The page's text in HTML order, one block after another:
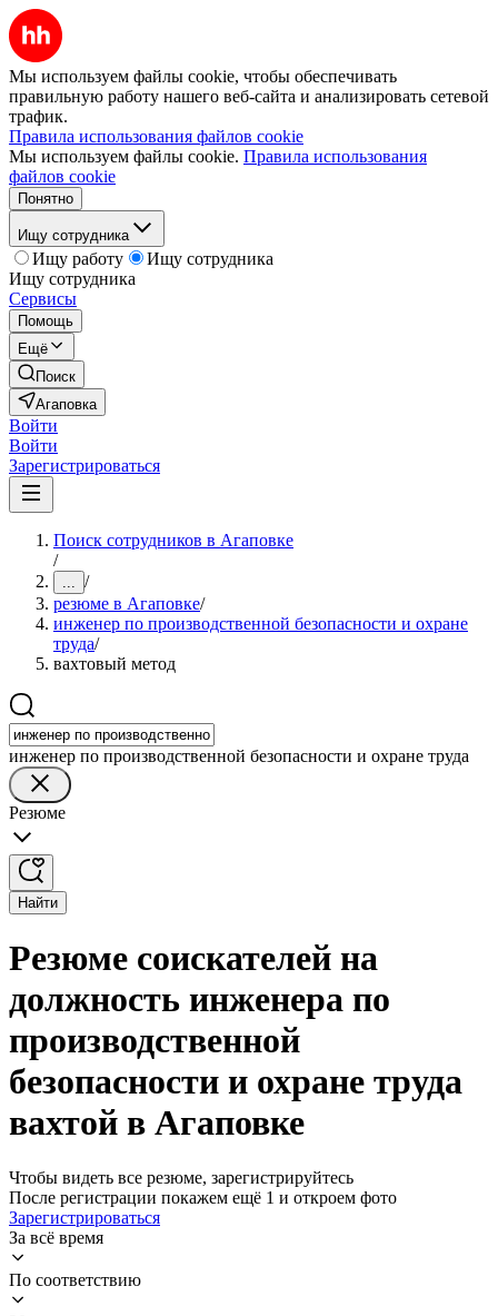
Мы используем файлы cookie, чтобы обеспечивать
правильную работу нашего веб-сайта и анализировать сетевой
трафик.
Правила использования файлов cookie
Мы используем файлы cookie. Правила использования
файлов cookie
Понятно
Ищу сотрудника
Ищу работу
Ищу сотрудника
Ищу сотрудника
Сервисы
Помощь
Ещё
Поиск
Агаповка
Войти
Войти
Зарегистрироваться
Поиск сотрудников в Агаповке
/
... /
резюме в Агаповке/
инженер по производственной безопасности и охране
труда/
вахтовый метод
инженер по производственной безопасности и охране труда
Резюме
Найти
Резюме соискателей на
должность инженера по
производственной
безопасности и охране труда
вахтой в Агаповке
Чтобы видеть все резюме, зарегистрируйтесь
После регистрации покажем ещё 1 и откроем фото
Зарегистрироваться
За всё время
По соответствию